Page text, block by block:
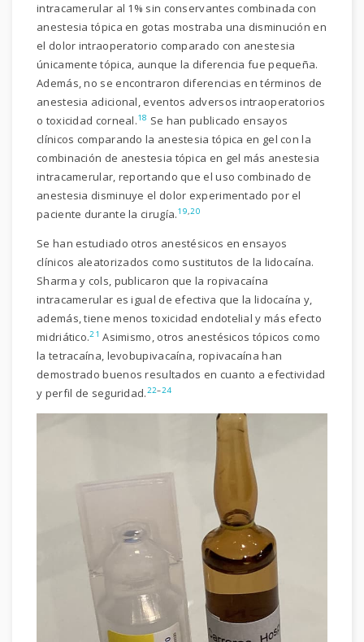
intracamerular al 1% sin conservantes combinada con
anestesia tópica en gotas mostraba una disminución en
el dolor intraoperatorio comparado con anestesia
únicamente tópica, aunque la diferencia fue pequeña.
Además, no se encontraron diferencias en términos de
anestesia adicional, eventos adversos intraoperatorios
o toxicidad corneal.18 Se han publicado ensayos
clínicos comparando la anestesia tópica en gel con la
combinación de anestesia tópica en gel más anestesia
intracamerular, reportando que el uso combinado de
anestesia disminuye el dolor experimentado por el
paciente durante la cirugía.19,20
Se han estudiado otros anestésicos en ensayos
clínicos aleatorizados como sustitutos de la lidocaína.
Sharma y cols, publicaron que la ropivacaína
intracamerular es igual de efectiva que la lidocaína y,
además, tiene menos toxicidad endotelial y más efecto
midriático.21 Asimismo, otros anestésicos tópicos como
la tetracaína, levobupivacaína, ropivacaína han
demostrado buenos resultados en cuanto a efectividad
y perfil de seguridad.22–24